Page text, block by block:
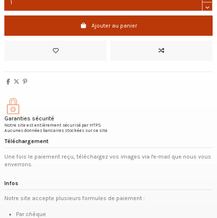
Ajouter au panier
Garanties sécurité
Notre site est entièrement sécurisé par HTPS
Aucunes données bancaires stockées sur ce site
Téléchargement
Une fois le paiement reçu, téléchargez vos images via l'e-mail que nous vous
enverrons.
Infos
Notre site accepte plusieurs formules de paiement :
Par chèque